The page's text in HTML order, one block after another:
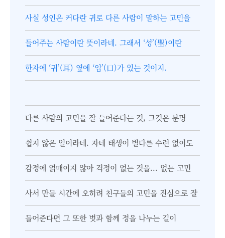
사실 성인은 커다란 귀로 다른 사람이 말하는 고민을
들어주는 사람이란 뜻이라네. 그래서 ‘성’(聖)이란
한자에 ‘귀’(耳) 옆에 ‘입’(口)가 있는 것이지.
다른 사람의 고민을 잘 들어준다는 것, 그것은 분명
쉽지 않은 일이라네. 자네 태생이 별다른 수련 없이도
감정에 얽매이지 않아 걱정이 없는 것을... 없는 고민
사서 만들 시간에 오히려 친구들의 고민을 진심으로 잘
들어준다면 그 또한 벗과 함께 정을 나누는 길이